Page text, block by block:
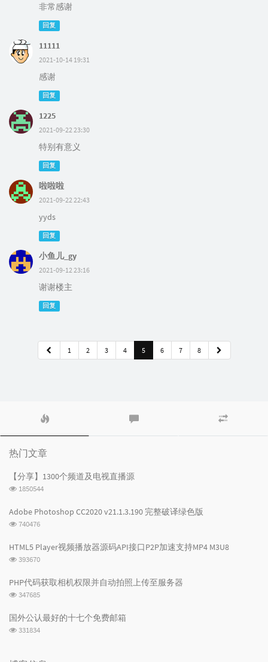
非常感谢
回复
11111
2021-10-14 19:31
感谢
回复
1225
2021-09-22 23:30
特别有意义
回复
啦啦啦
2021-09-22 22:43
yyds
回复
小鱼儿_gy
2021-09-12 23:16
谢谢楼主
回复
1 2 3 4 5 6 7 8
文
评
文
热门文章
【分享】1300个频道及电视直播源
浏
次
1850544
Adobe Photoshop CC2020 v21.1.3.190 完整破译绿色版
浏
次
740476
HTML5 Player视频播放器源码API接口P2P加速支持MP4 M3U8
浏
次
数:
393670
PHP代码获取相机权限并自动拍照上传至服务器
浏
次
数:
347685
国外公认最好的十七个免费邮箱
浏
331834